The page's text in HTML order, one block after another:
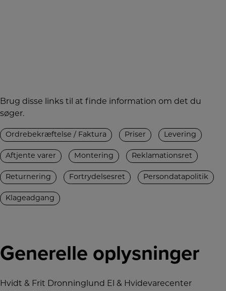
Brug disse links til at finde information om det du
søger.
Ordrebekræftelse / Faktura Priser Levering
Aftjente varer Montering Reklamationsret
Returnering Fortrydelsesret Persondatapolitik
Klageadgang
Generelle oplysninger
Hvidt & Frit Dronninglund El & Hvidevarecenter